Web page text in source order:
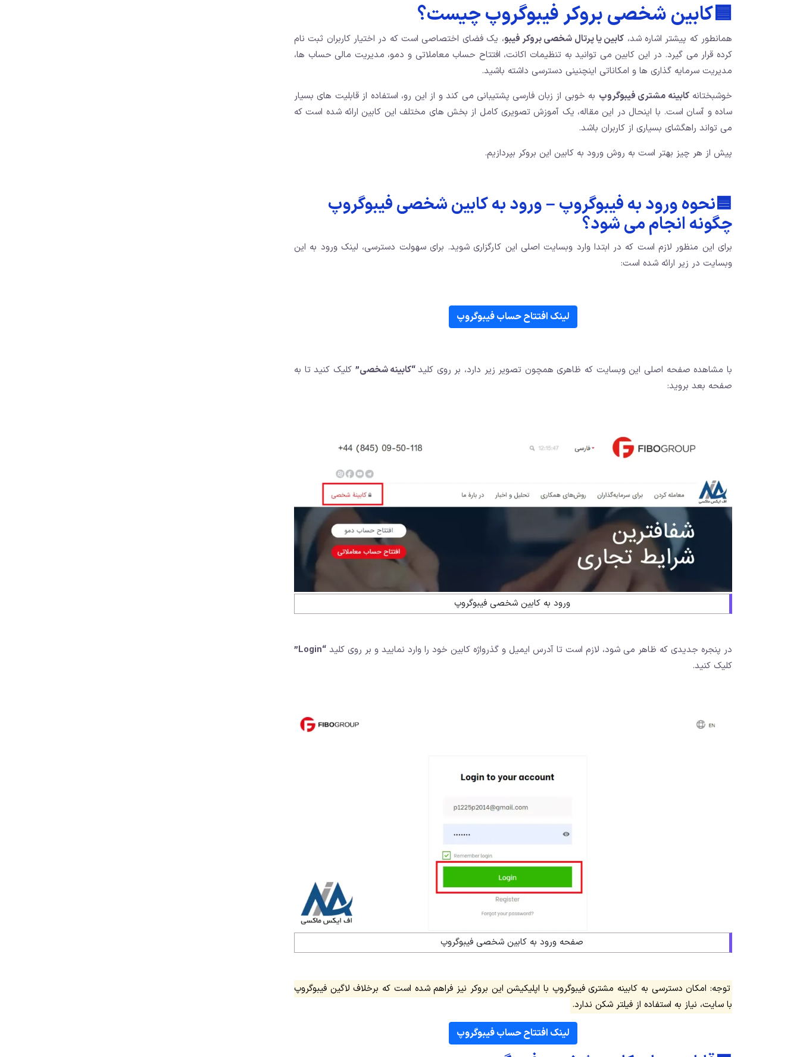
🟦کابین شخصی بروکر فیبوگروپ چیست؟
همانطور که پیشتر اشاره شد، کابین یا پرتال شخصی بروکر فیبو، یک فضای اختصاصی است که در اختیار کاربران ثبت نام
کرده قرار می گیرد. در این کابین می توانید به تنظیمات اکانت، افتتاح حساب معاملاتی و دمو، مدیریت مالی حساب ها،
مدیریت سرمایه گذاری ها و امکاناتی اینچنینی دسترسی داشته باشید.
خوشبختانهکابینه مشتری فیبوگروپ به خوبی از زبان فارسی پشتیبانی می کند و از این رو، استفاده از قابلیت های بسیار
ساده و آسان است. با اینحال در این مقاله، یک آموزش تصویری کامل از بخش های مختلف این کابین ارائه شده است که
می تواند راهگشای بسیاری از کاربران باشد.
پیش از هر چیز بهتر است به روش ورود به کابین این بروکر بپردازیم.
🟦نحوه ورود به فیبوگروپ – ورود به کابین شخصی فیبوگروپ
چگونه انجام می شود؟
برای این منظور لازم است که در ابتدا وارد وبسایت اصلی این کارگزاری شوید. برای سهولت دسترسی، لینک ورود به این
وبسایت در زیر ارائه شده است:
لینک افتتاح حساب فیبوگروپ
با مشاهده صفحه اصلی این وبسایت که ظاهری همچون تصویر زیر دارد، بر روی کلید“کابینه شخصی” کلیک کنید تا به
صفحه بعد بروید:
ورود به کابین شخصی فیبوگروپ
در پنجره جدیدی که ظاهر می شود، لازم است تا آدرس ایمیل و گذرواژه کابین خود را وارد نمایید و بر روی کلید “Login”
کلیک کنید.
صفحه ورود به کابین شخصی فیبوگروپ
توجه: امکان دسترسی به کابینه مشتری فیبوگروپ با اپلیکیشن این بروکر نیز فراهم شده است که برخلاف لاگین فیبوگروپ
با سایت، نیاز به استفاده از فیلتر شکن ندارد.
لینک افتتاح حساب فیبوگروپ